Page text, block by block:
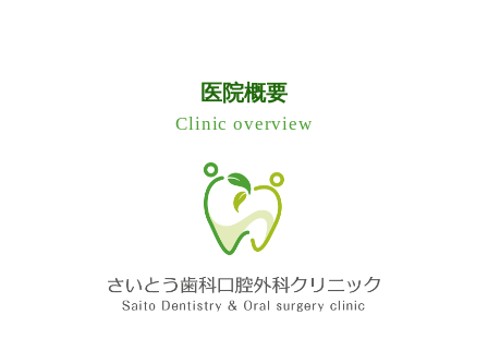
医院概要
Clinic overview